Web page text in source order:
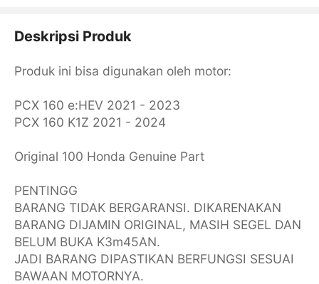
Deskripsi Produk
Produk ini bisa digunakan oleh motor:
PCX 160 e:HEV 2021 - 2023
PCX 160 K1Z 2021 - 2024
Original 100 Honda Genuine Part
PENTINGG
BARANG TIDAK BERGARANSI. DIKARENAKAN
BARANG DIJAMIN ORIGINAL, MASIH SEGEL DAN
BELUM BUKA K3m45AN.
JADI BARANG DIPASTIKAN BERFUNGSI SESUAI
BAWAAN MOTORNYA.